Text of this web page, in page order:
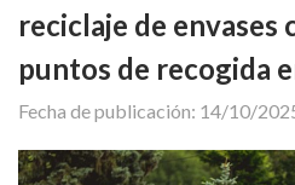
reciclaje de envases
puntos de recogida
Fecha de publicación: 14/10/